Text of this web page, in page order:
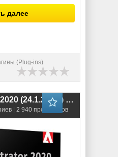
далее
(Plug-ins)
Adobe Illustrator 2020 (24.1.2.402) RePack
| 2 940 просмотров